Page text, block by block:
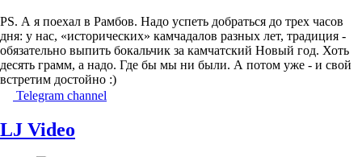
PS. А я поехал в Рамбов. Надо успеть добраться до трех часов
дня: у нас, «исторических» камчадалов разных лет, традиция -
обязательно выпить бокальчик за камчатский Новый год. Хоть
десять грамм, а надо. Где бы мы ни были. А потом уже - и свой
встретим достойно :)
Telegram channel
LJ Video